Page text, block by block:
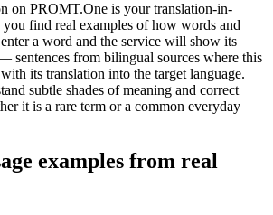
on PROMT.One is your translation-in-
find real examples of how words and
enter a word and the service will show its
sentences from bilingual sources where this
its translation into the target language.
subtle shades of meaning and correct
it is a rare term or a common everyday
examples from real